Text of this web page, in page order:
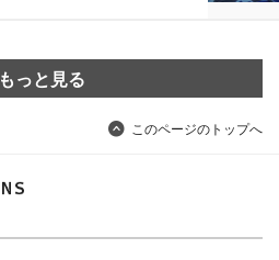
もっと見る
このページのトップへ